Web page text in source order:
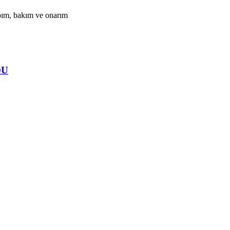
bakım ve onarım